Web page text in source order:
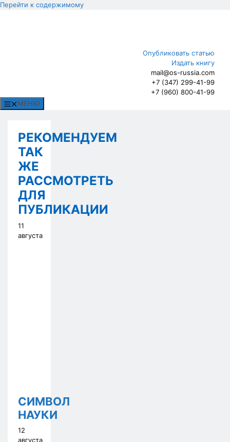
Перейти к содержимому
Опубликовать статью
Издать книгу
mail@os-russia.com
+7 (347) 299-41-99
+7 (960) 800-41-99
МЕНЮ
РЕКОМЕНДУЕМ
ТАК
ЖЕ
РАССМОТРЕТЬ
ДЛЯ
ПУБЛИКАЦИИ
11
августа
СИМВОЛ
НАУКИ
12
августа